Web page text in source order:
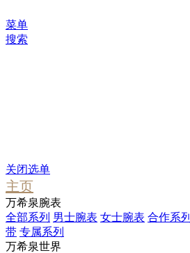
菜单
搜索
关闭选单
主页
万希泉腕表
全部系列 男士腕表 女士腕表 合作系列
带 专属系列
万希泉世界